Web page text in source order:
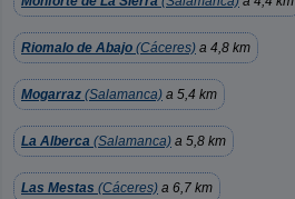
Riomalo de Abajo (Cáceres) a 4,8 km
Mogarraz (Salamanca) a 5,4 km
La Alberca (Salamanca) a 5,8 km
Las Mestas (Cáceres) a 6,7 km